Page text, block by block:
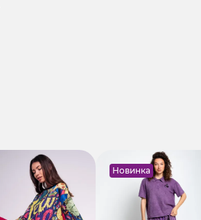
Новинка